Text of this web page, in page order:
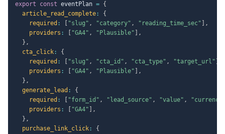
export const eventPlan = {
article_read_complete :
{
required : "slug" , "category" , "reading_time_sec"
,
providers : "GA4" , "Plausible"
,
} ,
cta_click :
{
required : "slug" , "cta_id" , "cta_type" , "target_url"
providers : "GA4" , "Plausible"
,
} ,
generate_lead :
{
required : "form_id" , "lead_source" , "value" ,
providers : "GA4"
,
} ,
purchase_link_click :
{